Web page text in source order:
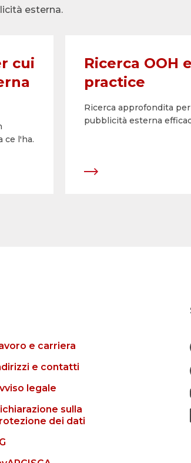
esterna.
cui
ce l'ha.
Ricerca OOH
practice
Ricerca approfondita
pubblicità esterna
e carriera
e contatti
legale
sulla
dei dati